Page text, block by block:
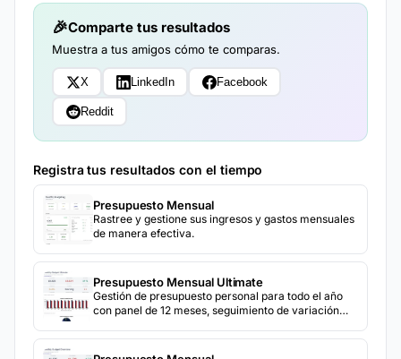
Comparte tus resultados
Muestra a tus amigos cómo te comparas.
X LinkedIn Facebook
Reddit
Registra tus resultados con el tiempo
Presupuesto Mensual
Rastree y gestione sus ingresos y gastos mensuales
de manera efectiva.
Presupuesto Mensual Ultimate
Gestión de presupuesto personal para todo el año
con panel de 12 meses, seguimiento de variación
análisis de tendencias de ahorro.